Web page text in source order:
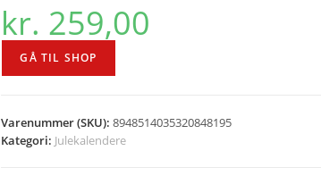
kr. 259,00
GÅ TIL SHOP
Varenummer (SKU):8948514035320848195
Kategori: Julekalendere